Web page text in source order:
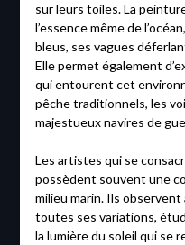
sur leurs toiles. La
l’essence même de
bleus, ses vagues
Elle permet également
qui entourent cet
pêche traditionnels, les
majestueux navires de
Les artistes qui se
possèdent souvent une
milieu marin. Ils
toutes ses variations,
la lumière du soleil qui se